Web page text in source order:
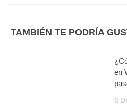
TAMBIÉN TE PODRÍA
en
6